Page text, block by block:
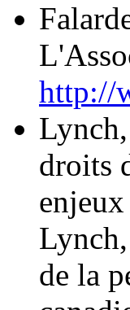
http://
droits
de la